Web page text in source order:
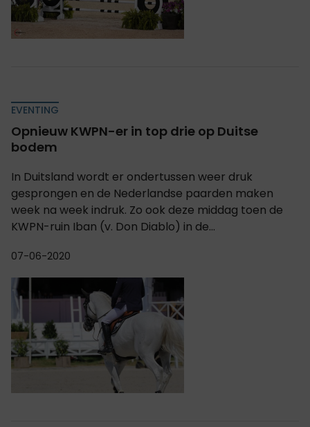
EVENTING
Opnieuw KWPN-er in top drie op Duitse
bodem
In Duitsland wordt er ondertussen weer druk
gesprongen en de Nederlandse paarden maken
week na week indruk. Zo ook deze middag toen de
KWPN-ruin Iban (v. Don Diablo) in de...
07-06-2020